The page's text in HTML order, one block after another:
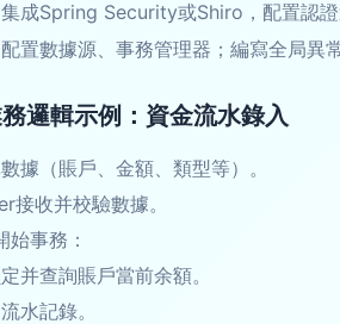
集成Spring Security或Shiro，配置認
配置數據源、事務管理器；編寫全局異
邏輯示例：資金流水錄入
據（賬戶、金額、類型等）。
接收并校驗數據。
事務：
并查詢賬戶當前余額。
水記錄。